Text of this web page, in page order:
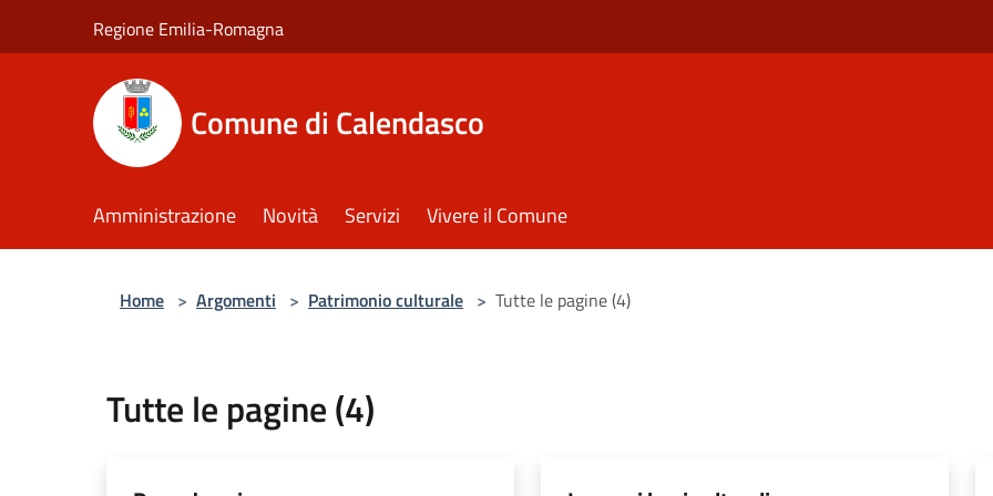
Regione Emilia-Romagna
Comune di Calendasco
Amministrazione Novità Servizi Vivere il Comune
Home > Argomenti > Patrimonio culturale > Tutte le pagine (4)
Tutte le pagine (4)